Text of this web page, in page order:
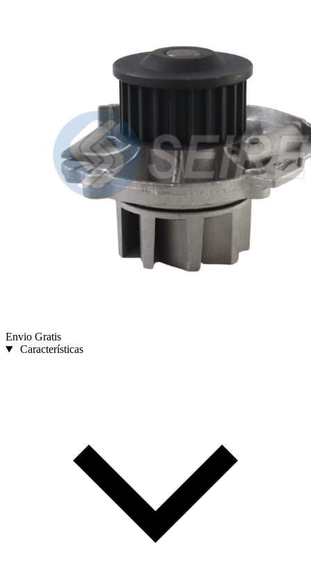
Envio Gratis
Características